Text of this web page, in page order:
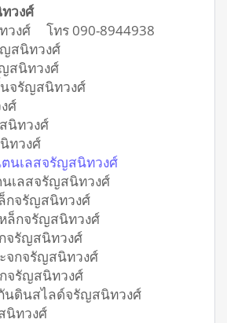
วงศ์
วงศ์ โทร 090-8944938
สนิทวงศ์
สนิทวงศ์
จรัญสนิทวงศ์
ศ์
นิทวงศ์
ทวงศ์
นเลสจรัญสนิทวงศ์
เลสจรัญสนิทวงศ์
กจรัญสนิทวงศ์
ล็กจรัญสนิทวงศ์
จรัญสนิทวงศ์
จกจรัญสนิทวงศ์
กจรัญสนิทวงศ์
นดินสไลด์จรัญสนิทวงศ์
นิทวงศ์